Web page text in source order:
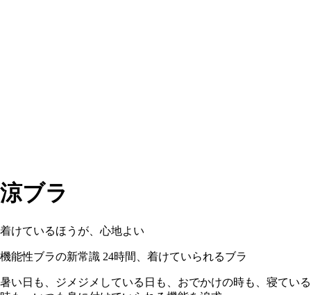
涼ブラ
着けているほうが、心地よい
機能性ブラの新常識 24時間、着けていられるブラ
暑い日も、ジメジメしている日も、おでかけの時も、寝ている